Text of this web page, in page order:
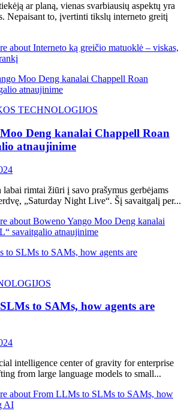
ar planą, vienas svarbiausių aspektų yra
Nepaisant to, įvertinti tikslų interneto greitį
about Interneto ką greičio matuoklė – viskas,
TECHNOLOGIJOS
Deng kanalai Chappell Roan
atnaujinime
rimtai žiūri į savo prašymus gerbėjams
„Saturday Night Live“. Šį savaitgalį per...
about Boweno Yango Moo Deng kanalai
savaitgalio atnaujinime
to SAMs, how agents are
intelligence center of gravity for enterprise
from large language models to small...
about From LLMs to SLMs to SAMs, how
AI